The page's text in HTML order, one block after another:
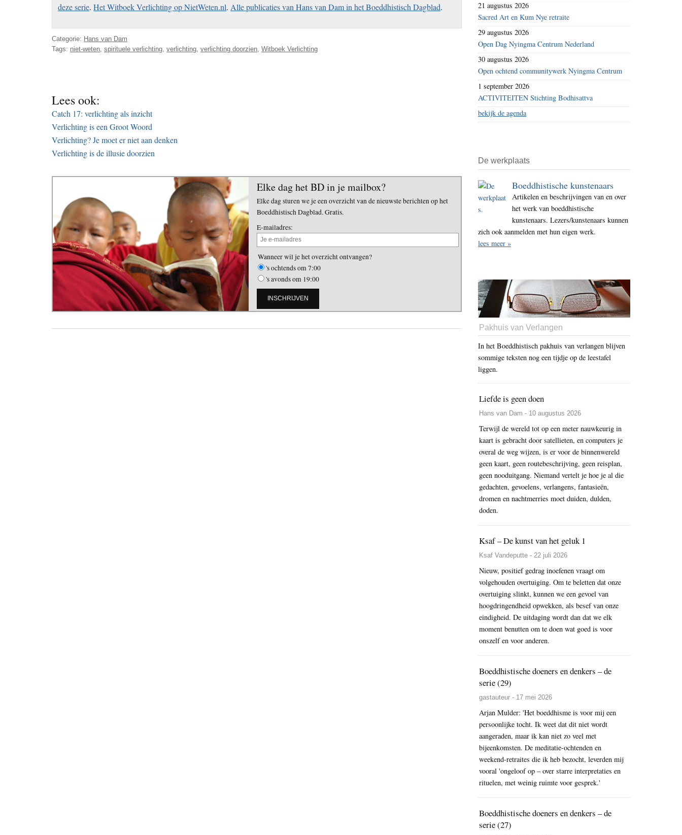
deze serie.Het Witboek Verlichting op NietWeten.nl.Alle publicaties van Hans van Dam in het Boeddhistisch Dagblad.
Categorie: Hans van Dam
Tags: niet-weten spirituele verlichting verlichting verlichting doorzien Witboek Verlichting
Lees ook:
Catch 17: verlichting als inzicht
Verlichting is een Groot Woord
Verlichting? Je moet er niet aan denken
Verlichting is de illusie doorzien
Elke dag het BD in je mailbox?
Elke dag sturen we je een overzicht van de nieuwste berichten op het
Boeddhistisch Dagblad. Gratis.
E-mailadres:
Wanneer wil je het overzicht ontvangen?
's ochtends om 7:00
's avonds om 19:00
21 augustus 2026
Sacred Art en Kum Nye retraite
29 augustus 2026
Open Dag Nyingma Centrum Nederland
30 augustus 2026
Open ochtend communitywerk Nyingma Centrum
1 september 2026
ACTIVITEITEN Stichting Bodhisattva
bekijk de agenda
De werkplaats
Boeddhistische kunstenaars
Artikelen en beschrijvingen van en over
het werk van boeddhistische
kunstenaars. Lezers/kunstenaars kunnen
zich ook aanmelden met hun eigen werk.
lees meer »
Pakhuis van Verlangen
In het Boeddhistisch pakhuis van verlangen blijven
sommige teksten nog een tijdje op de leestafel
liggen.
Liefde is geen doen
Hans van Dam - 10 augustus 2026
Terwijl de wereld tot op een meter nauwkeurig in
kaart is gebracht door satellieten, en computers je
overal de weg wijzen, is er voor de binnenwereld
geen kaart, geen routebeschrijving, geen reisplan,
geen nooduitgang. Niemand vertelt je hoe je al die
gedachten, gevoelens, verlangens, fantasieën,
dromen en nachtmerries moet duiden, dulden,
doden.
Ksaf – De kunst van het geluk 1
Ksaf Vandeputte - 22 juli 2026
Nieuw, positief gedrag inoefenen vraagt om
volgehouden overtuiging. Om te beletten dat onze
overtuiging slinkt, kunnen we een gevoel van
hoogdringendheid opwekken, als besef van onze
eindigheid. De uitdaging wordt dan dat we elk
moment benutten om te doen wat goed is voor
onszelf en voor anderen.
Boeddhistische doeners en denkers – de
serie (29)
gastauteur - 17 mei 2026
Arjan Mulder: 'Het boeddhisme is voor mij een
persoonlijke tocht. Ik weet dat dit niet wordt
aangeraden, maar ik kan niet zo veel met
bijeenkomsten. De meditatie-ochtenden en
weekend-retraites die ik heb bezocht, leverden mij
vooral 'ongeloof op – over starre interpretaties en
rituelen, met weinig ruimte voor gesprek.'
Boeddhistische doeners en denkers – de
serie (27)